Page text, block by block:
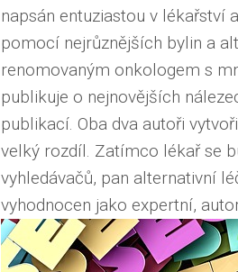
napsán entuziastou v lékařství
pomocí nejrůznějších bylin a
renomovaným onkologem s
publikuje o nejnovějších
publikací. Oba dva autoři
velký rozdíl. Zatímco lékař se
vyhledávačů, pan alternativní
vyhodnocen jako expertní,